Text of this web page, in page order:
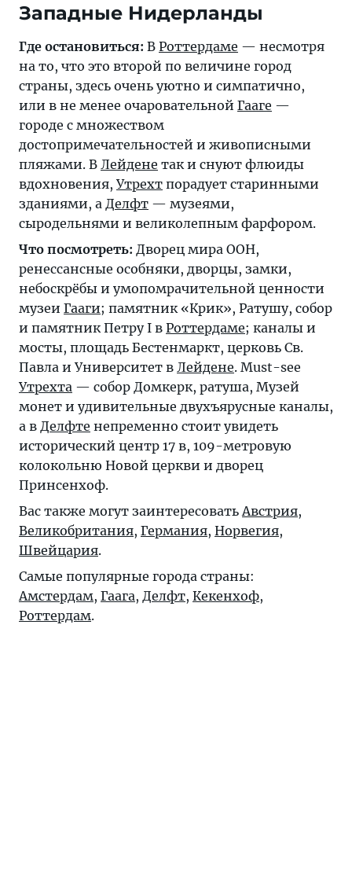
Западные Нидерланды
Где остановиться: В Роттердаме — несмотря
на то, что это второй по величине город
страны, здесь очень уютно и симпатично,
или в не менее очаровательной Гааге —
городе с множеством
достопримечательностей и живописными
пляжами. В Лейдене так и снуют флюиды
вдохновения, Утрехт порадует старинными
зданиями, а Делфт — музеями,
сыродельнями и великолепным фарфором.
Что посмотреть: Дворец мира ООН,
ренессансные особняки, дворцы, замки,
небоскрёбы и умопомрачительной ценности
музеи Гааги; памятник «Крик», Ратушу, собор
и памятник Петру I в Роттердаме; каналы и
мосты, площадь Бестенмаркт, церковь Св.
Павла и Университет в Лейдене. Must-see
Утрехта — собор Домкерк, ратуша, Музей
монет и удивительные двухъярусные каналы,
а в Делфте непременно стоит увидеть
исторический центр 17 в, 109-метровую
колокольню Новой церкви и дворец
Принсенхоф.
Вас также могут заинтересоватьАвстрия,
Великобритания, Германия, Норвегия,
Швейцария.
Самые популярные города страны:
Амстердам, Гаага, Делфт, Кекенхоф,
Роттердам.